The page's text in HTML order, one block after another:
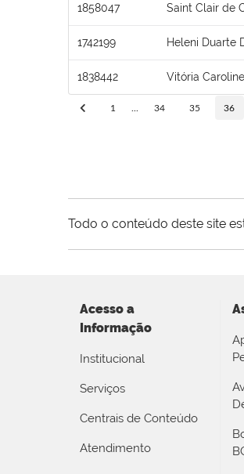
1858047 Saint Clair de
1742199 Heleni Duarte
1838442 Vitória
1 34 35 36
Todo o conteúdo deste site
Acesso a
Informação
Institucional
Serviços
Centrais de Conteúdo
Atendimento